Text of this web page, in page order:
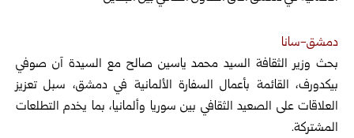
دمشق-سانا
بحث وزير الثقافة السيد محمد ياسين صالح مع السيدة آن صوفي
بيكدورف، القائمة بأعمال السفارة الألمانية في دمشق، سبل تعزيز
العلاقات على الصعيد الثقافي بين سوريا وألمانيا، بما يخدم التطلعات
المشتركة.